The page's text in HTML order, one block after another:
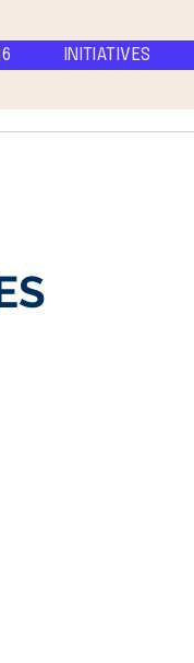
INITIATIVES